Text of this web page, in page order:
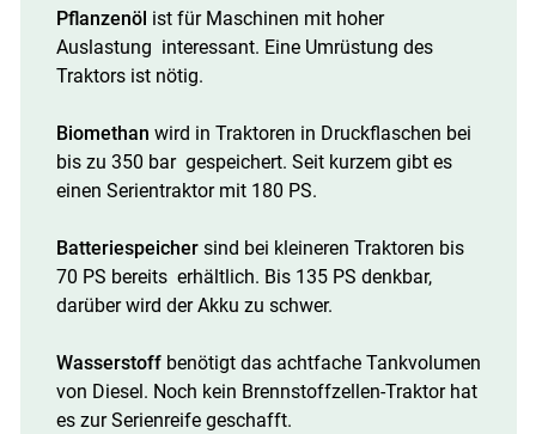
Pflanzenöl ist für Maschinen mit hoher
Auslastung interessant. Eine Umrüstung des
Traktors ist nötig.
Biomethan wird in Traktoren in Druckflaschen bei
bis zu 350 bar gespeichert. Seit kurzem gibt es
einen Serientraktor mit 180 PS.
Batteriespeichersind bei kleineren Traktoren bis
70 PS bereits erhältlich. Bis 135 PS denkbar,
darüber wird der Akku zu schwer.
Wasserstoffbenötigt das achtfache Tankvolumen
von Diesel. Noch kein Brennstoffzellen-Traktor hat
es zur Serienreife geschafft.